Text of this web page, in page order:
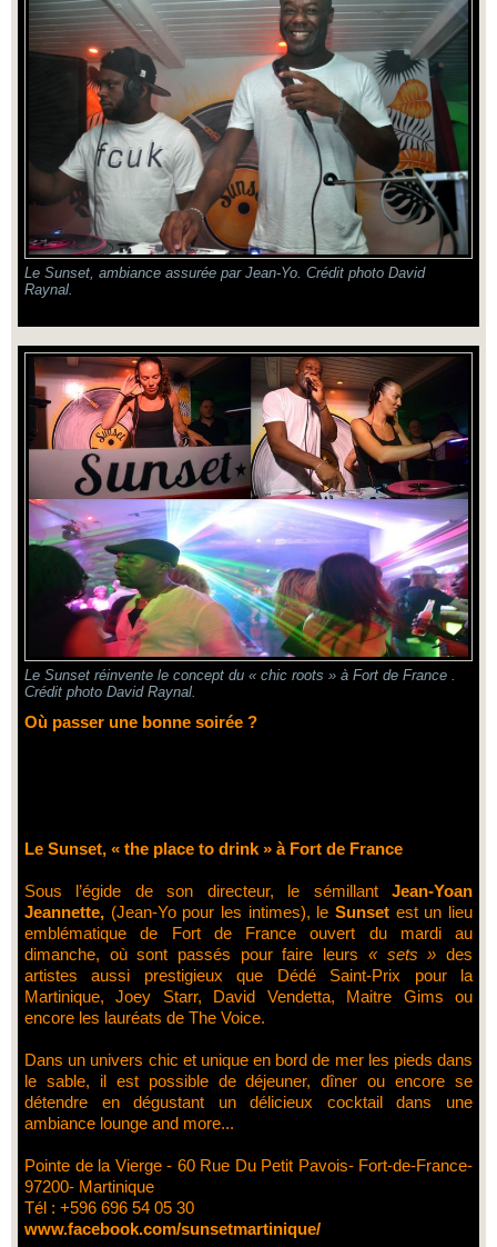
Le Sunset, ambiance assurée par Jean-Yo. Crédit photo David
Raynal.
Le Sunset réinvente le concept du « chic roots » à Fort de France .
Crédit photo David Raynal.
Où passer une bonne soirée ?
Le Sunset, « the place to drink » à Fort de France
Sous l’égide de son directeur, le sémillantJean-Yoan
Jeannette, (Jean-Yo pour les intimes), le Sunset est un lieu
emblématique de Fort de France ouvert du mardi au
dimanche, où sont passés pour faire leurs « sets »des
artistes aussi prestigieux que Dédé Saint-Prix pour la
Martinique, Joey Starr, David Vendetta, Maitre Gims ou
encore les lauréats de The Voice.
Dans un univers chic et unique en bord de mer les pieds dans
le sable, il est possible de déjeuner, dîner ou encore se
détendre en dégustant un délicieux cocktail dans une
ambiance lounge and more...
Pointe de la Vierge - 60 Rue Du Petit Pavois- Fort-de-France-
97200- Martinique
Tél : +596 696 54 05 30
www.facebook.com/sunsetmartinique/